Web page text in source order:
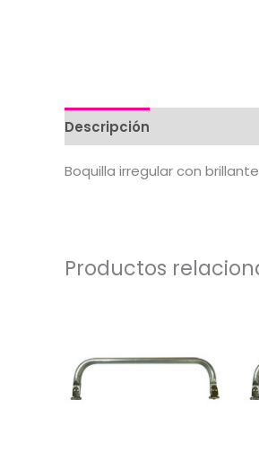
Descripción
Boquilla irregular con
Productos